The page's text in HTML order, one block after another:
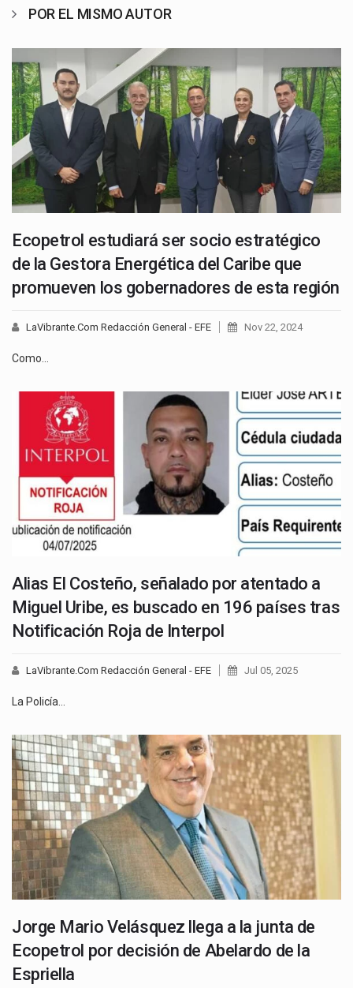
POR EL MISMO AUTOR
Ecopetrol estudiará ser socio estratégico
de la Gestora Energética del Caribe que
promueven los gobernadores de esta región
LaVibrante.Com Redacción General - EFE Nov 22, 2024
Como…
Alias El Costeño, señalado por atentado a
Miguel Uribe, es buscado en 196 países tras
Notificación Roja de Interpol
LaVibrante.Com Redacción General - EFE Jul 05, 2025
La Policía…
Jorge Mario Velásquez llega a la junta de
Ecopetrol por decisión de Abelardo de la
Espriella